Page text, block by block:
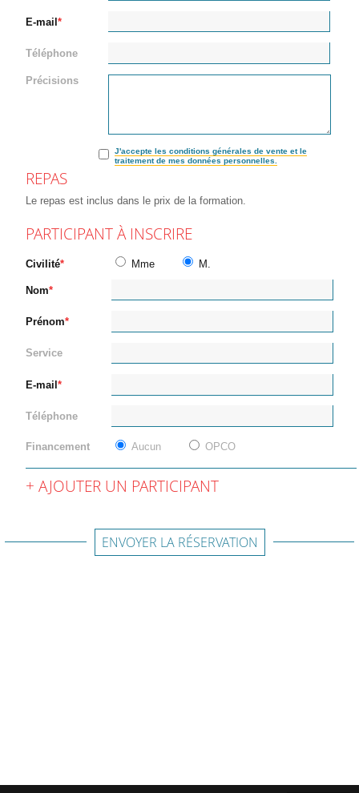
E-mail
Téléphone
Précisions
J'accepte les conditions générales de vente et le
traitement de mes données personnelles.
REPAS
Le repas est inclus dans le prix de la formation.
PARTICIPANT À INSCRIRE
Civilité Mme M.
Nom
Prénom
Service
E-mail
Téléphone
Financement Aucun OPCO
AJOUTER UN PARTICIPANT
ENVOYER LA RÉSERVATION